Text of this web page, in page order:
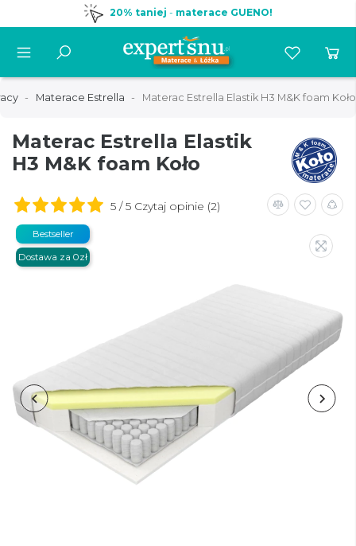
Infolinia:530 530 052
Materace Estrella Materac Estrella Elastik H3 M&K foam Koło
Materac Estrella Elastik
H3 M&K foam Koło
5 / 5 Czytaj opinie (2)
Bestseller
Dostawa za 0zł